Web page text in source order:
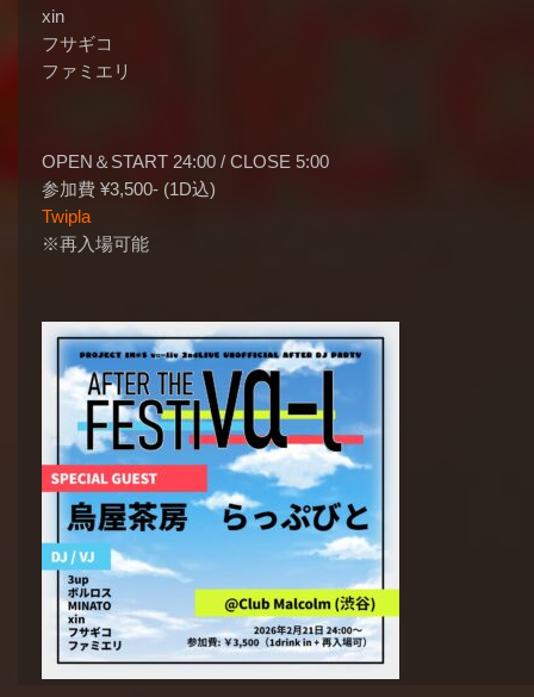
xin
フサギコ
ファミエリ
OPEN＆START 24:00 / CLOSE 5:00
参加費 ¥3,500- (1D込)
Twipla
※再入場可能